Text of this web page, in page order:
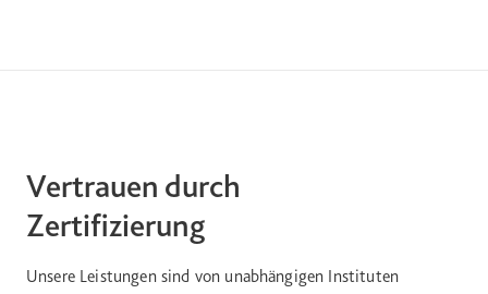
Vertrauen durch
Zertifizierung
Unsere Leistungen sind von unabhängigen Instituten